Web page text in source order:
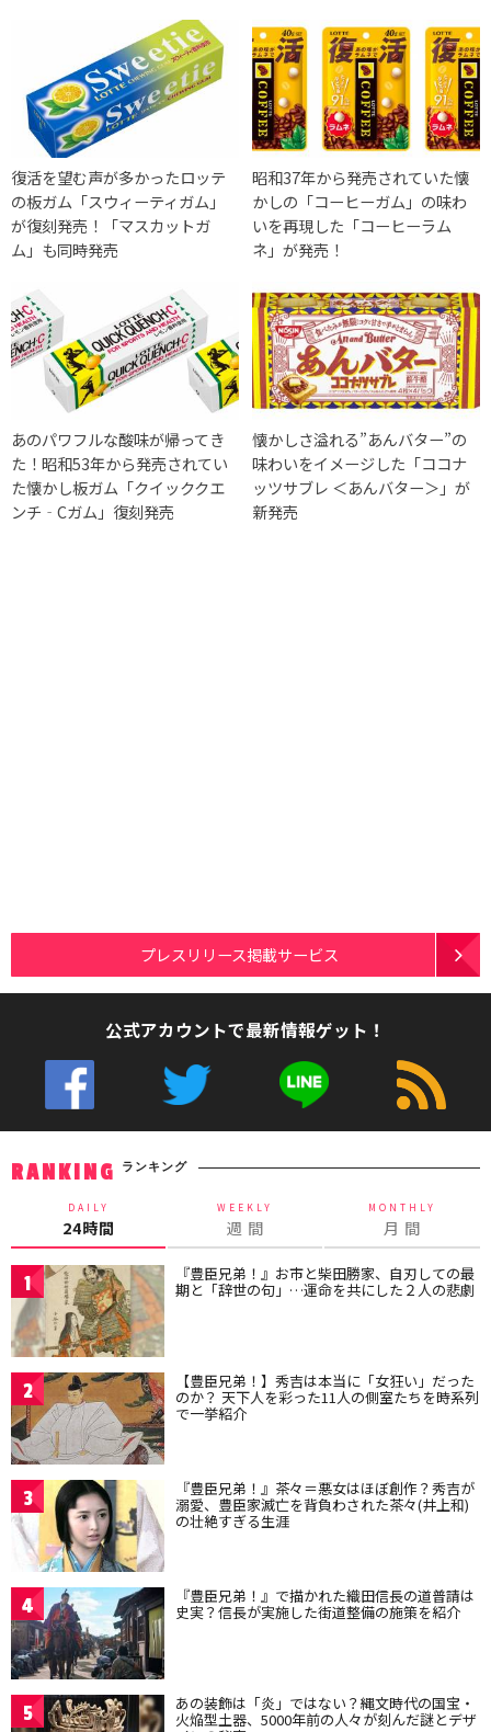
復活を望む声が多かったロッテ
の板ガム「スウィーティガム」
が復刻発売！「マスカットガ
ム」も同時発売
昭和37年から発売されていた懐
かしの「コーヒーガム」の味わ
いを再現した「コーヒーラム
ネ」が発売！
あのパワフルな酸味が帰ってき
た！昭和53年から発売されてい
た懐かし板ガム「クイッククエ
ンチ‐Cガム」復刻発売
懐かしさ溢れる”あんバター”の
味わいをイメージした「ココナ
ッツサブレ ＜あんバター＞」が
新発売
プレスリリース掲載サービス
公式アカウントで最新情報ゲット！
RANKING ランキング
DAILY
24時間
WEEKLY
週 間
MONTHLY
月 間
1 『豊臣兄弟！』お市と柴田勝家、自刃しての最
期と「辞世の句」…運命を共にした２人の悲劇
2 【豊臣兄弟！】秀吉は本当に「女狂い」だった
のか？ 天下人を彩った11人の側室たちを時系列
で一挙紹介
3 『豊臣兄弟！』茶々＝悪女はほぼ創作？秀吉が
溺愛、豊臣家滅亡を背負わされた茶々(井上和)
の壮絶すぎる生涯
4 『豊臣兄弟！』で描かれた織田信長の道普請は
史実？信長が実施した街道整備の施策を紹介
5 あの装飾は「炎」ではない？縄文時代の国宝・
火焔型土器、5000年前の人々が刻んだ謎とデザ